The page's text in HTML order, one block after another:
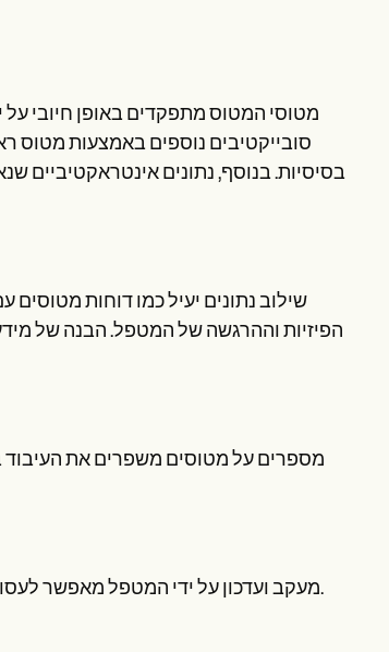
מטוסי המטוס מתפקדים באופן חיובי על
סובייקטיבים נוספים באמצעות מטוס
בסיסיות. בנוסף, נתונים אינטראקטיביים
שילוב נתונים יעיל כמו דוחות
הפיזיות וההרגשה של המטפל. הבנה של
מספרים על מטוסים משפרים את העיבוד
מעקב ועדכון על ידי המטפל מאפשר לעסוק בזמן. זה יכול למנוע לשפר את התוצאות בהנסיבות החיוניות או בתחומי הפעילות.